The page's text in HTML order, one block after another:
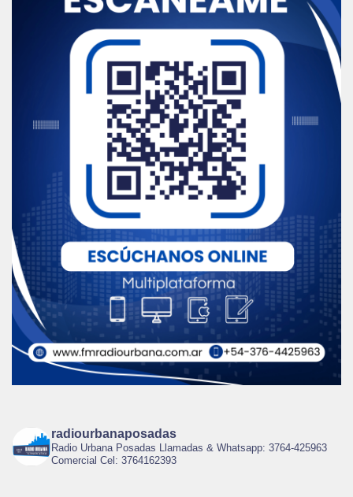
radiourbanaposadas
Radio Urbana Posadas Llamadas & Whatsapp: 3764-425963
Comercial Cel: 3764162393